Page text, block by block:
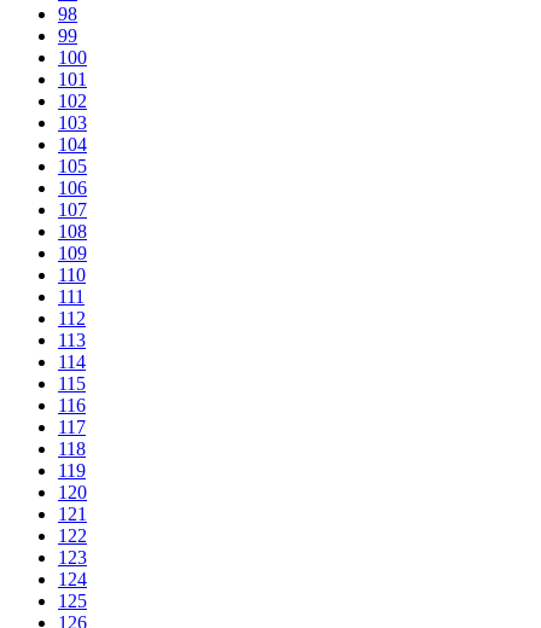
98
99
100
101
102
103
104
105
106
107
108
109
110
111
112
113
114
115
116
117
118
119
120
121
122
123
124
125
126